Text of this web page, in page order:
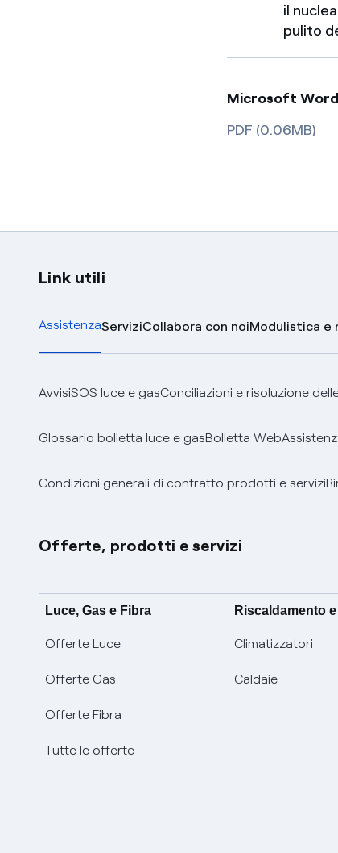
il
pulito
Microsoft Word
PDF (0.06MB)
Link utili
AssistenzaServiziCollabora con noiModulistica e
AvvisiSOS luce e gasConciliazioni e risoluzione
Glossario bolletta luce e gasBolletta Web
Condizioni generali di contratto prodotti e servizi
Offerte, prodotti e servizi
Luce, Gas e Fibra
Offerte Luce
Offerte Gas
Offerte Fibra
Tutte le offerte
Riscaldamento
Climatizzatori
Caldaie